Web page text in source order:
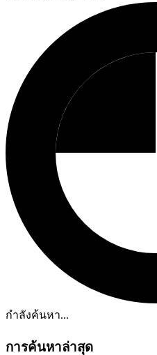
กำลังค้นหา...
การค้นหาล่าสุด